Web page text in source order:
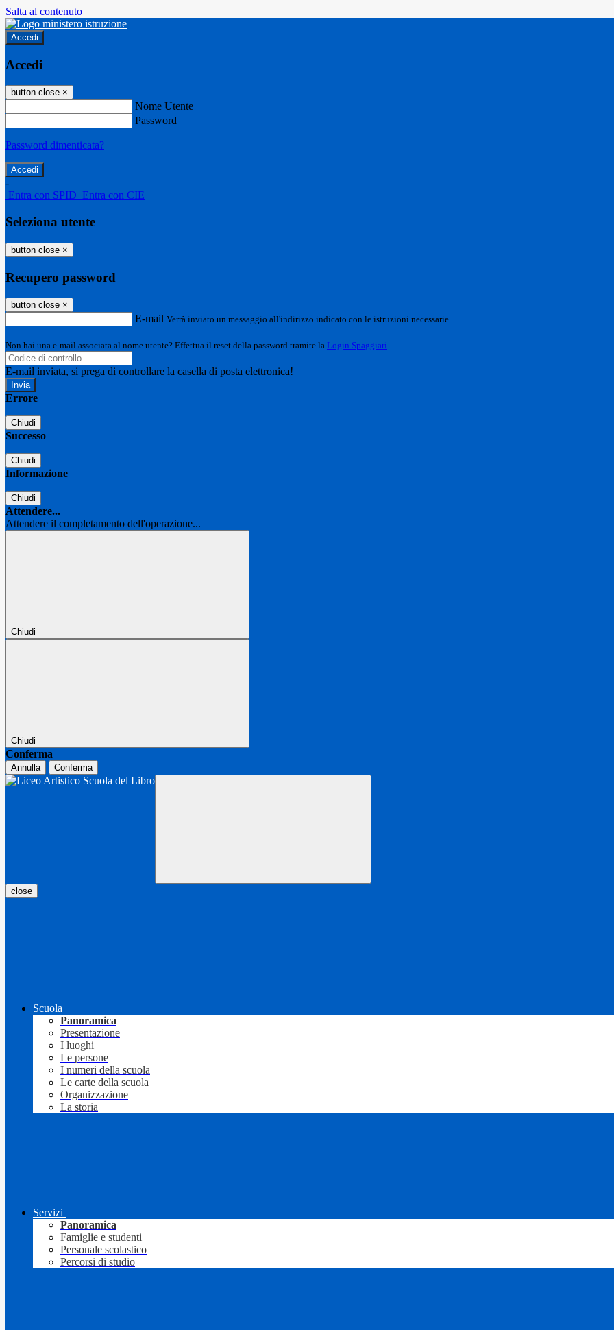
Salta al contenuto
Accedi
Accedi
button close ×
Nome Utente
Password
Password dimenticata?
-
Entra con SPID Entra con CIE
Seleziona utente
button close ×
Recupero password
button close ×
E-mail Verrà inviato un messaggio all'indirizzo indicato con le istruzioni necessarie.
Non hai una e-mail associata al nome utente? Effettua il reset della password tramite la Login Spaggiari
E-mail inviata, si prega di controllare la casella di posta elettronica!
Errore
Chiudi
Successo
Chiudi
Informazione
Chiudi
Attendere...
Attendere il completamento dell'operazione...
Chiudi
Chiudi
Conferma
Annulla Conferma
close
Scuola
Panoramica
Presentazione
I luoghi
Le persone
I numeri della scuola
Le carte della scuola
Organizzazione
La storia
Servizi
Panoramica
Famiglie e studenti
Personale scolastico
Percorsi di studio